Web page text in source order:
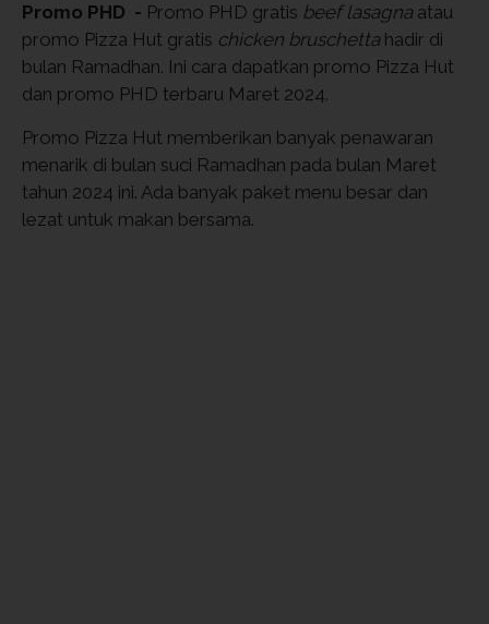
Promo PHD - Promo PHD gratis beef lasagna atau
promo Pizza Hut gratis chicken bruschettahadir di
bulan Ramadhan. Ini cara dapatkan promo Pizza Hut
dan promo PHD terbaru Maret 2024.
Promo Pizza Hut memberikan banyak penawaran
menarik di bulan suci Ramadhan pada bulan Maret
tahun 2024 ini. Ada banyak paket menu besar dan
lezat untuk makan bersama.